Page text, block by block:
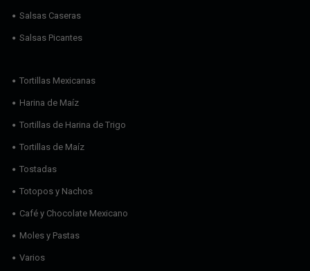
Salsas Caseras
Salsas Picantes
Tortillas Mexicanas
Harina de Maíz
Tortillas de Harina de Trigo
Tortillas de Maíz
Tostadas
Totopos y Nachos
Café y Chocolate Mexicano
Moles y Pastas
Varios